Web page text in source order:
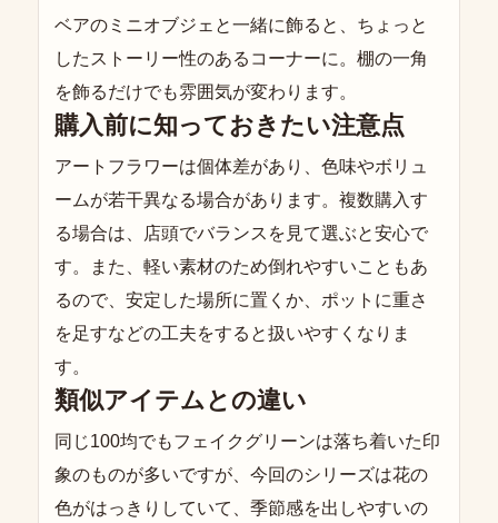
ベアのミニオブジェと一緒に飾ると、ちょっと
したストーリー性のあるコーナーに。棚の一角
を飾るだけでも雰囲気が変わります。
購入前に知っておきたい注意点
アートフラワーは個体差があり、色味やボリュ
ームが若干異なる場合があります。複数購入す
る場合は、店頭でバランスを見て選ぶと安心で
す。また、軽い素材のため倒れやすいこともあ
るので、安定した場所に置くか、ポットに重さ
を足すなどの工夫をすると扱いやすくなりま
す。
類似アイテムとの違い
同じ100均でもフェイクグリーンは落ち着いた印
象のものが多いですが、今回のシリーズは花の
色がはっきりしていて、季節感を出しやすいの